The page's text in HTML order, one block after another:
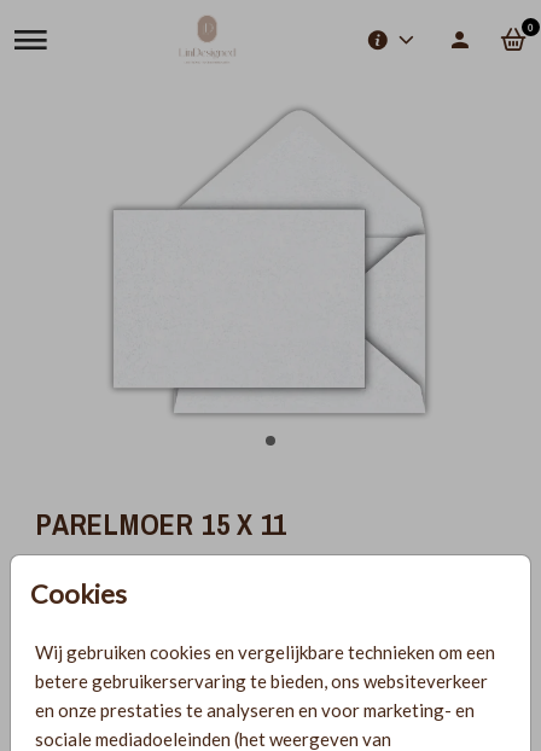
0
Cookies
Wij gebruiken cookies en vergelijkbare technieken om een
betere gebruikerservaring te bieden, ons websiteverkeer
en onze prestaties te analyseren en voor marketing- en
sociale mediadoeleinden (het weergeven van
PARELMOER 15 X 11
Heb je vragen? Neem dan contact met ons op.
Voor 18:00 uur besteld, morgen in huis!
Ruime keuze uit producten voor bij je kaartje